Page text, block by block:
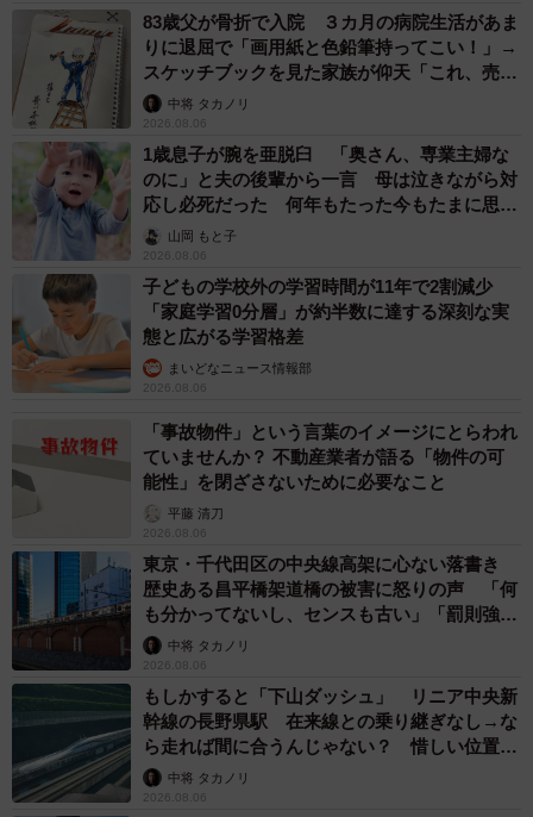
83歳父が骨折で入院 ３カ月の病院生活があま
りに退屈で「画用紙と色鉛筆持ってこい！」→
スケッチブックを見た家族が仰天「これ、売れ
ますよ…」
中将 タカノリ
2026.08.06
1歳息子が腕を亜脱臼 「奥さん、専業主婦な
のに」と夫の後輩から一言 母は泣きながら対
応し必死だった 何年もたった今もたまに思い
出し…山岡 もと子
2026.08.06
子どもの学校外の学習時間が11年で2割減少
「家庭学習0分層」が約半数に達する深刻な実
態と広がる学習格差
まいどなニュース情報部
2026.08.06
「事故物件」という言葉のイメージにとらわれ
ていませんか？ 不動産業者が語る「物件の可
能性」を閉ざさないために必要なこと
平藤 清刀
2026.08.06
東京・千代田区の中央線高架に心ない落書き
歴史ある昌平橋架道橋の被害に怒りの声 「何
も分かってないし、センスも古い」「罰則強化
して」中将 タカノリ
2026.08.06
もしかすると「下山ダッシュ」 リニア中央新
幹線の長野県駅 在来線との乗り継ぎなし→な
ら走れば間に合うんじゃない？ 惜しい位置関
係が反響
中将 タカノリ
2026.08.06